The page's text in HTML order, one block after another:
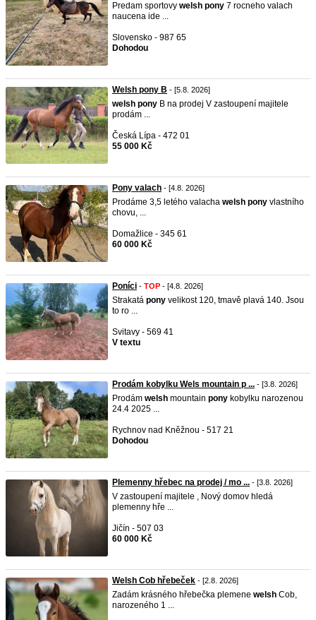
Predam sportovy welsh pony 7 rocneho valach
naucena ide ...
Slovensko - 987 65
Dohodou
Welsh pony B - [5.8. 2026]
welsh pony B na prodej V zastoupení majitele
prodám ...
Česká Lípa - 472 01
55 000 Kč
Pony valach - [4.8. 2026]
Prodáme 3,5 letého valacha welsh pony vlastního
chovu, ...
Domažlice - 345 61
60 000 Kč
Poníci - TOP - [4.8. 2026]
Strakatá pony velikost 120, tmavě plavá 140. Jsou
to ro ...
Svitavy - 569 41
V textu
Prodám kobylku Wels mountain p ... - [3.8. 2026]
Prodám welsh mountain pony kobylku narozenou
24.4 2025 ...
Rychnov nad Kněžnou - 517 21
Dohodou
Plemenny hřebec na prodej / mo ... - [3.8. 2026]
V zastoupení majitele , Nový domov hledá
plemenny hře ...
Jičín - 507 03
60 000 Kč
Welsh Cob hřebeček - [2.8. 2026]
Zadám krásného hřebečka plemene welsh Cob,
narozeného 1 ...